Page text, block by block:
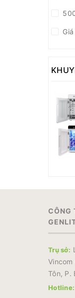
CÔNG
Trụ sở:
Vincom
Tôn, P.
Hotline: